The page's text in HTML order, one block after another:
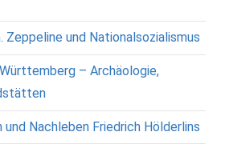
Zeppeline und Nationalsozialismus
– Archäologie,
Nachleben Friedrich Hölderlins